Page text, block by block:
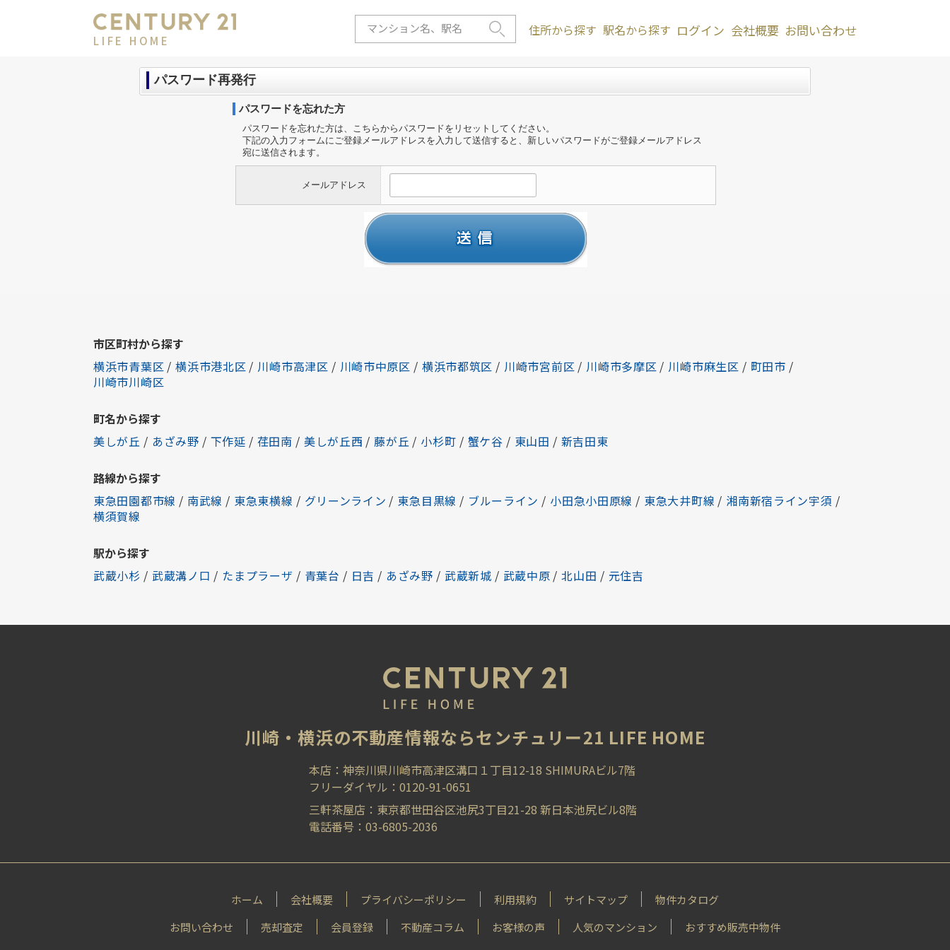
LIFE HOME
住所から探す 駅名から探す ログイン 会社概要 お問い合わせ
パスワード再発行
パスワードを忘れた方
パスワードを忘れた方は、こちらからパスワードをリセットしてください。
下記の入力フォームにご登録メールアドレスを入力して送信すると、新しいパスワードがご登録メールアドレス
宛に送信されます。
メールアドレス
市区町村から探す
横浜市青葉区 / 横浜市港北区 / 川崎市高津区 / 川崎市中原区 / 横浜市都筑区 / 川崎市宮前区 / 川崎市多摩区 / 川崎市麻生区 / 町田市 /
川崎市川崎区
町名から探す
美しが丘 / あざみ野 / 下作延 / 荏田南 / 美しが丘西 / 藤が丘 / 小杉町 / 蟹ケ谷 / 東山田 / 新吉田東
路線から探す
東急田園都市線 / 南武線 / 東急東横線 / グリーンライン / 東急目黒線 / ブルーライン / 小田急小田原線 / 東急大井町線 / 湘南新宿ライン宇須 /
横須賀線
駅から探す
武蔵小杉 / 武蔵溝ノ口 / たまプラーザ / 青葉台 / 日吉 / あざみ野 / 武蔵新城 / 武蔵中原 / 北山田 / 元住吉
川崎‧横浜の不動産情報ならセンチュリー21 LIFE HOME
本店：神奈川県川崎市高津区溝口１丁目12-18 SHIMURAビル7階
フリーダイヤル：0120-91-0651
三軒茶屋店：東京都世田谷区池尻3丁目21-28 新日本池尻ビル8階
電話番号：03-6805-2036
ホーム 会社概要 プライバシーポリシー 利⽤規約 サイトマップ
物件カタログ
お問い合わせ
売却査定 会員登録 不動産コラム お客様の声 ⼈気のマンション おすすめ販売中物件